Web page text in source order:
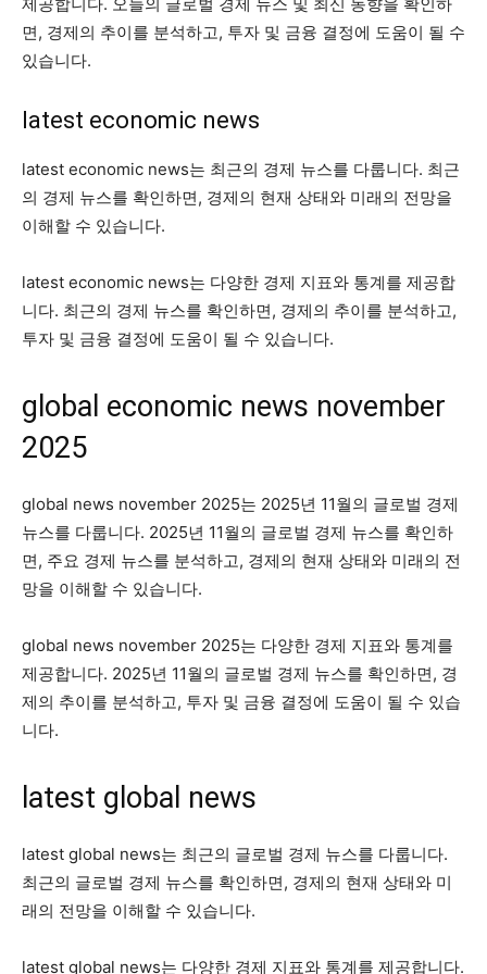
면, 경제의 추이를 분석하고, 투자 및 금융 결정에 도움이 될 수
있습니다.
latest economic news
latest economic news는 최근의 경제 뉴스를 다룹니다. 최근
의 경제 뉴스를 확인하면, 경제의 현재 상태와 미래의 전망을
이해할 수 있습니다.
latest economic news는 다양한 경제 지표와 통계를 제공합
니다. 최근의 경제 뉴스를 확인하면, 경제의 추이를 분석하고,
투자 및 금융 결정에 도움이 될 수 있습니다.
global economic news november
2025
global news november 2025는 2025년 11월의 글로벌 경제
뉴스를 다룹니다. 2025년 11월의 글로벌 경제 뉴스를 확인하
면, 주요 경제 뉴스를 분석하고, 경제의 현재 상태와 미래의 전
망을 이해할 수 있습니다.
global news november 2025는 다양한 경제 지표와 통계를
제공합니다. 2025년 11월의 글로벌 경제 뉴스를 확인하면, 경
제의 추이를 분석하고, 투자 및 금융 결정에 도움이 될 수 있습
니다.
latest global news
latest global news는 최근의 글로벌 경제 뉴스를 다룹니다.
최근의 글로벌 경제 뉴스를 확인하면, 경제의 현재 상태와 미
래의 전망을 이해할 수 있습니다.
latest global news는 다양한 경제 지표와 통계를 제공합니다.